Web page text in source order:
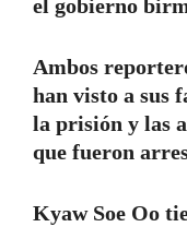
el gobierno
Ambos
han visto a sus
la prisión y las
que fueron
Kyaw Soe Oo